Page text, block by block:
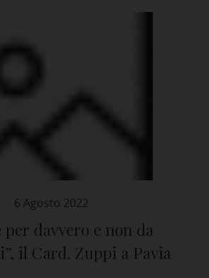
6 Agosto 2022
per davvero e non da
il Card. Zuppi a Pavia